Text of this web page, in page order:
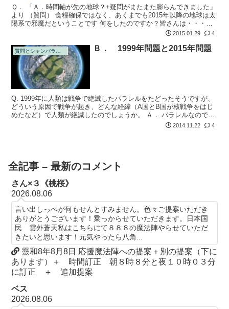
Ｑ． 「Ａ．時間軸が先の地球？+疑問がまたまた膨らんできました」
より （質問） 食糧確保ではなく、あくまでも2015年以降の地球は太
陽系で邪魔だということです 何をしたのですか？皆さんは・・・
2015.01.29 4
質問とシャンバラの回答 Ｂ． 1999年問題と2015年問題
Q. 1999年に人類は戦争で絶滅したパラレルをたどったそうですが、
どういう原因で戦争が起き、どんな経緯（A国とB国が核戦争をはじ
めたなど）で人類が絶滅したのでしょうか。 Ａ． パラレルなのであ
2014.11.22 4
全記事 – 最新のコメント
さん×３《桃桜》
2026.08.06
言い出しっぺが何もせんとすみません。色々ご提案いただき
ありがとうございます！乗っからせていただきます。日本国
民 雲外蒼天私はこちらにて８８８の魔法陣やらせていただ
きたいと思います！元気やったら八角...
靈和8年8月8日 応援魔法陣への提案＋別の提案（下に
あります）＋ 時間訂正 朝８時８分と夜１０時０３分
に訂正 ＋ 追加提案
ベス
2026.08.06